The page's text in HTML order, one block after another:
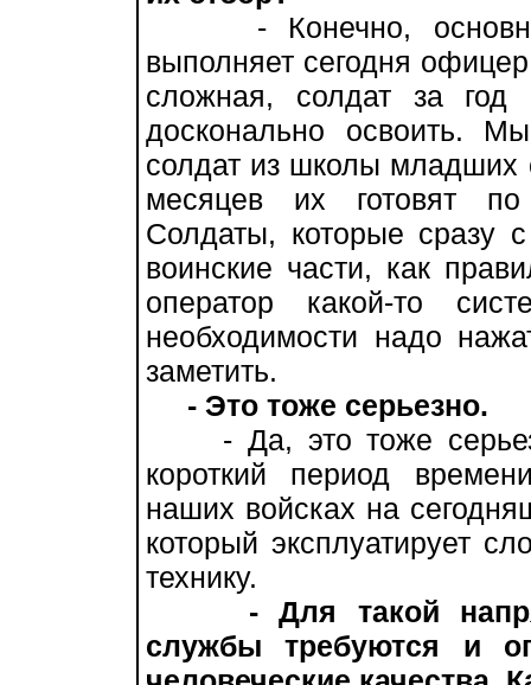
- Конечно,
выполняет сегодня
сложная, солдат за
досконально освоить.
солдат из школы младших
месяцев их готовят по
Солдаты, которые сразу
воинские части, как
оператор какой-то
необходимости надо
заметить.
- Это тоже серьезно.
- Да, это тоже
короткий период
наших войсках на
который эксплуатирует
технику.
- Для такой
службы требуются и